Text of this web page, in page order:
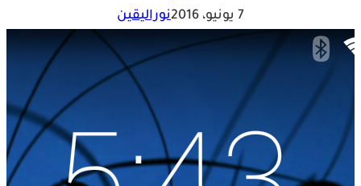
7 يونيو، 2016 نوراليقين